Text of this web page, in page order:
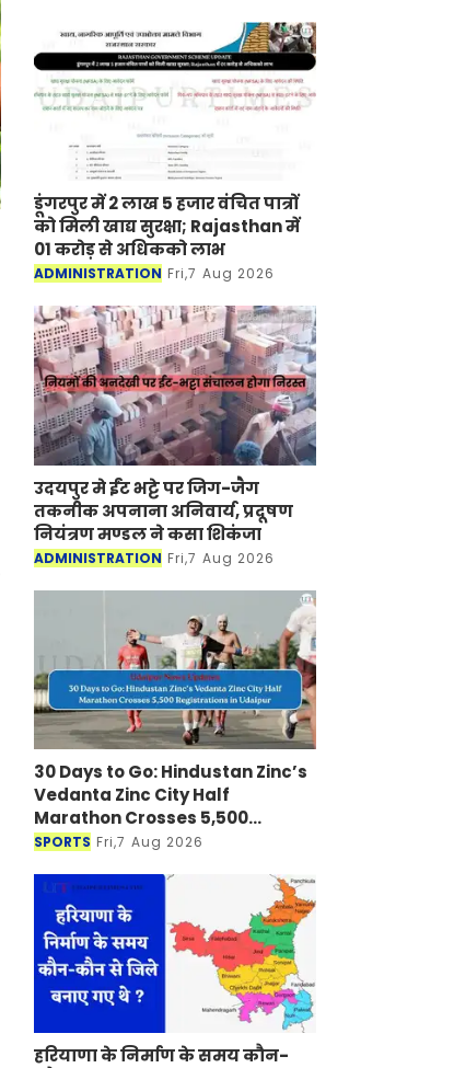
डूंगरपुर में 2 लाख 5 हजार वंचित पात्रों
को मिली खाद्य सुरक्षा; Rajasthan में
01 करोड़ से अधिकको लाभ
ADMINISTRATION Fri,7 Aug 2026
उदयपुर मे ईंट भट्टे पर जिग-जैग
तकनीक अपनाना अनिवार्य, प्रदूषण
नियंत्रण मण्डल ने कसा शिकंजा
ADMINISTRATION Fri,7 Aug 2026
30 Days to Go: Hindustan Zinc’s
Vedanta Zinc City Half
Marathon Crosses 5,500
Registrations in Udaipur
SPORTS Fri,7 Aug 2026
हरियाणा के निर्माण के समय कौन-